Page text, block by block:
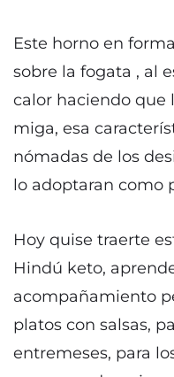
Este horno en
sobre la fogata , al
calor haciendo que
miga, esa
nómadas de los
lo adoptaran como
Hoy quise traerte
Hindú keto,
acompañamiento
platos con salsas,
entremeses, para